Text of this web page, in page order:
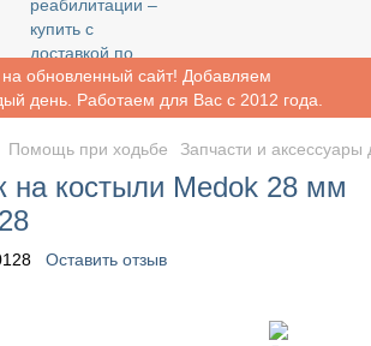
обновленный сайт! Добавляем
день. Работаем для Вас с 2012 года.
Помощь при ходьбе Запчасти и аксессуары
на костыли Medok 28 мм
Оставить отзыв